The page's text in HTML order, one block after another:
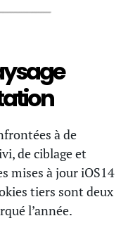
à de
de ciblage et
mises à jour iOS14
tiers sont deux
l’année.